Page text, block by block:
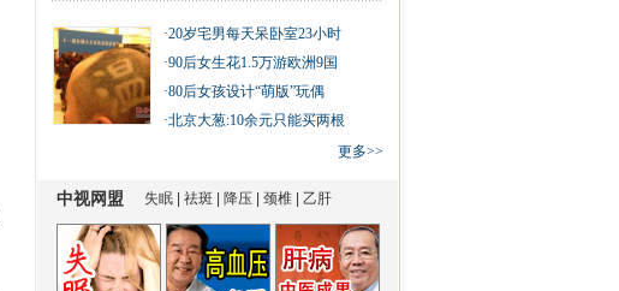
·20岁宅男每天呆卧室23小时
·90后女生花1.5万游欧洲9国
·80后女孩设计“萌版”玩偶
·北京大葱:10余元只能买两根
更多>>